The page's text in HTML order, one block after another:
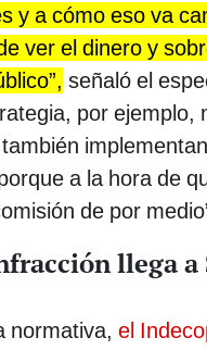
y a cómo eso va
ver el dinero y
señaló el
por ejemplo,
a la hora de
de por
llega a
normativa, el